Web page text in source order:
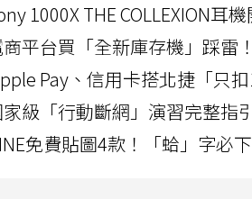
1000X THE COLLEXION
平台買「全新庫存機」踩雷
Pay、信用卡搭北捷「只
級「行動斷網」演習完整指
免費貼圖4款！「蛤」字必